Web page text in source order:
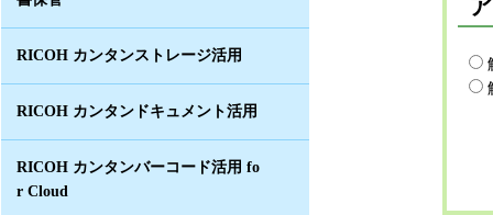
RICOH カンタンストレージ活用
RICOH カンタンドキュメント活用
RICOH カンタンバーコード活用 fo
r Cloud